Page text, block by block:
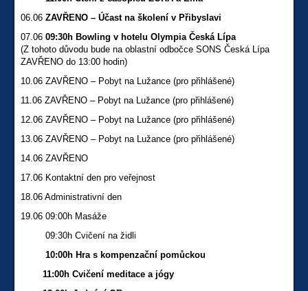
06.06 ZAVŘENO – Účast na školení v Přibyslavi
07.06 09:30h Bowling v hotelu Olympia Česká Lípa
(Z tohoto důvodu bude na oblastní odbočce SONS Česká Lípa
ZAVŘENO do 13:00 hodin)
10.06 ZAVŘENO – Pobyt na Lužance (pro přihlášené)
11.06 ZAVŘENO – Pobyt na Lužance (pro přihlášené)
12.06 ZAVŘENO – Pobyt na Lužance (pro přihlášené)
13.06 ZAVŘENO – Pobyt na Lužance (pro přihlášené)
14.06 ZAVŘENO
17.06 Kontaktní den pro veřejnost
18.06 Administrativní den
19.06 09:00h Masáže
09:30h Cvičení na židli
10:00h Hra s kompenzační pomůckou
11:00h Cvičení meditace a jógy